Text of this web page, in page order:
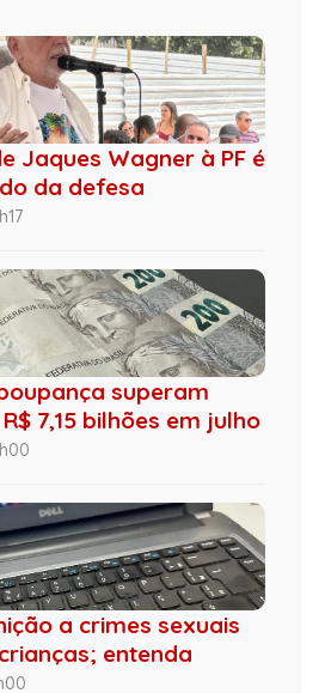
Jaques Wagner à PF é
da defesa
superam
7,15 bilhões em julho
a crimes sexuais
entenda